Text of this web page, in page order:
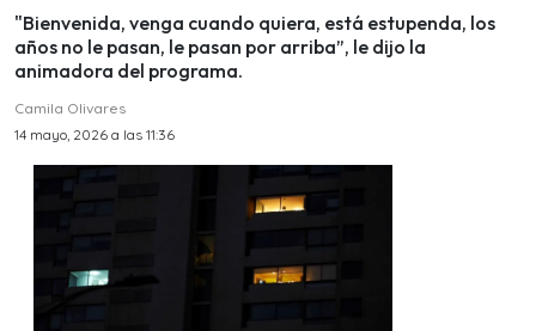
"Bienvenida, venga cuando quiera, está estupenda, los
años no le pasan, le pasan por arriba”, le dijo la
animadora del programa.
Camila Olivares
14 mayo, 2026 a las 11:36